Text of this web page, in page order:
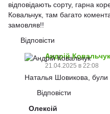
відповідають сорту, гарна
Ковальчук, там багато
замовляв!!
Відповісти
Андрій Ковальчук
21.04.2025 в 22:08
Наталья Шовикова, були
Відповісти
Олексій